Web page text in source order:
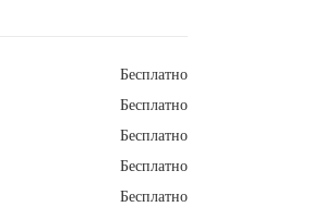
Бесплатно
Бесплатно
Бесплатно
Бесплатно
Бесплатно